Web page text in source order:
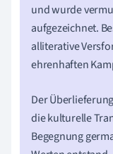
und wurde
aufgezeichnet.
alliterative
ehrenhaften
Der
die kulturelle
Begegnung